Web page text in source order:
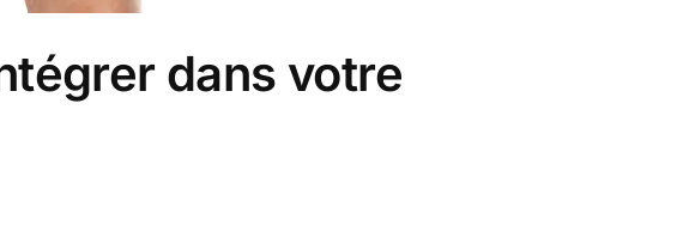
dans votre